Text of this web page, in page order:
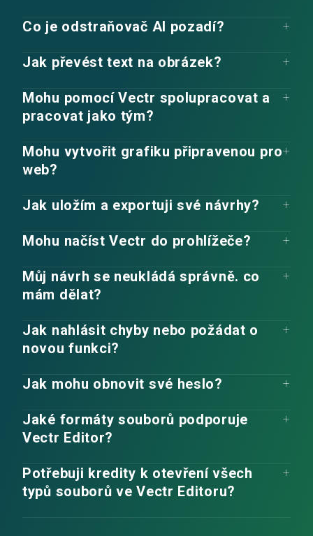
Co je odstraňovač AI pozadí?
Jak převést text na obrázek?
Mohu pomocí Vectr spolupracovat a
pracovat jako tým?
Mohu vytvořit grafiku připravenou pro
web?
Jak uložím a exportuji své návrhy?
Mohu načíst Vectr do prohlížeče?
Můj návrh se neukládá správně. co
mám dělat?
Jak nahlásit chyby nebo požádat o
novou funkci?
Jak mohu obnovit své heslo?
Jaké formáty souborů podporuje
Vectr Editor?
Potřebuji kredity k otevření všech
typů souborů ve Vectr Editoru?